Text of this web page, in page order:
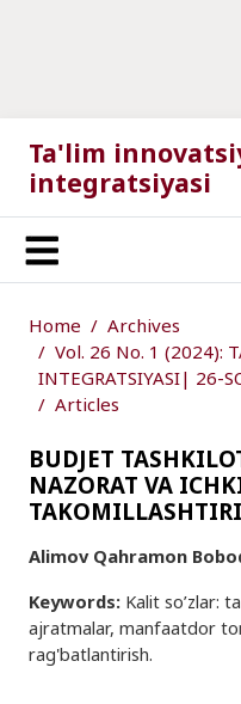
Ta'lim
integratsiyasi
Home
Archives
Vol. 26 No. 1 (2024):
INTEGRATSIYASI| 26-
Articles
BUDJET
NAZORAT VA
Alimov Qahramon
Keywords: Kalit so’zlar:
ajratmalar, manfaatdor
rag'batlantirish.